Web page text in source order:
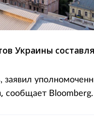
Украины
сообщает Bloomberg.